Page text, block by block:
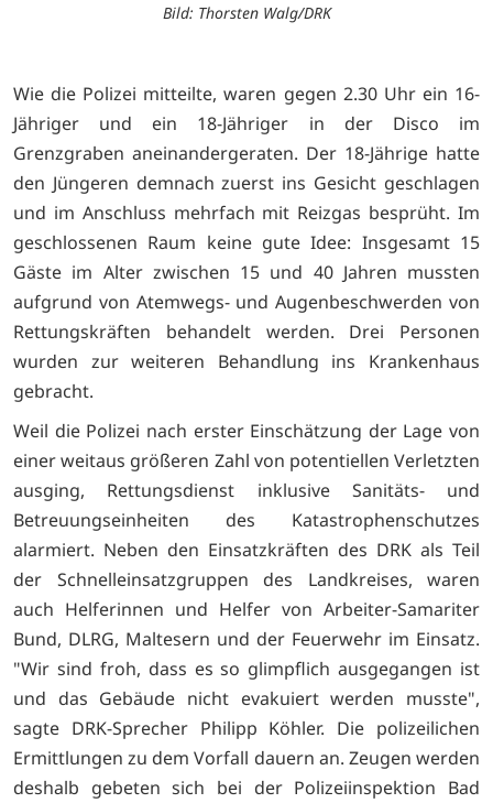
Bild: Thorsten Walg/DRK
Wie die Polizei mitteilte, waren gegen 2.30 Uhr ein 16-
Jähriger und ein 18-Jähriger in der Disco im
Grenzgraben aneinandergeraten. Der 18-Jährige hatte
den Jüngeren demnach zuerst ins Gesicht geschlagen
und im Anschluss mehrfach mit Reizgas besprüht. Im
geschlossenen Raum keine gute Idee: Insgesamt 15
Gäste im Alter zwischen 15 und 40 Jahren mussten
aufgrund von Atemwegs- und Augenbeschwerden von
Rettungskräften behandelt werden. Drei Personen
wurden zur weiteren Behandlung ins Krankenhaus
gebracht.
Weil die Polizei nach erster Einschätzung der Lage von
einer weitaus größeren Zahl von potentiellen Verletzten
ausging, Rettungsdienst inklusive Sanitäts- und
Betreuungseinheiten des Katastrophenschutzes
alarmiert. Neben den Einsatzkräften des DRK als Teil
der Schnelleinsatzgruppen des Landkreises, waren
auch Helferinnen und Helfer von Arbeiter-Samariter
Bund, DLRG, Maltesern und der Feuerwehr im Einsatz.
"Wir sind froh, dass es so glimpflich ausgegangen ist
und das Gebäude nicht evakuiert werden musste",
sagte DRK-Sprecher Philipp Köhler. Die polizeilichen
Ermittlungen zu dem Vorfall dauern an. Zeugen werden
deshalb gebeten sich bei der Polizeiinspektion Bad